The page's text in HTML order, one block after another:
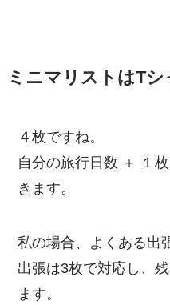
ミニマリストはTシ
４枚ですね。
自分の旅行日数 ＋ １
きます。
私の場合、よくある出
出張は3枚で対応し、
ます。